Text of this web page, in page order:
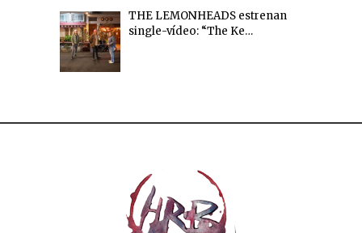
THE LEMONHEADS estrenan
single-vídeo: “The Ke…